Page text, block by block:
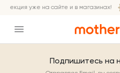
уже на сайте и в магазинах!
Подпишитесь на